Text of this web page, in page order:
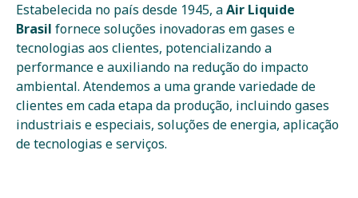
Estabelecida no país desde 1945, aAir Liquide
Brasil fornece soluções inovadoras em gases e
tecnologias aos clientes, potencializando a
performance e auxiliando na redução do impacto
ambiental. Atendemos a uma grande variedade de
clientes em cada etapa da produção, incluindo gases
industriais e especiais, soluções de energia, aplicação
de tecnologias e serviços.